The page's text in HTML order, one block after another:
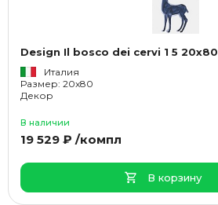
Design Il bosco dei cervi 1 5 20x80
Италия
Размер: 20x80
Декор
В наличии
19 529 ₽ /компл
В корзину